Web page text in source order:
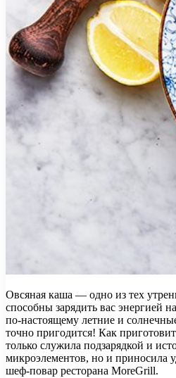
Овсяная каша — одно из тех
способны зарядить вас энергией
по-настоящему летние и
точно пригодится! Как
только служила подзарядкой и
микроэлементов, но и приносила
шеф-повар ресторана MoreGrill.